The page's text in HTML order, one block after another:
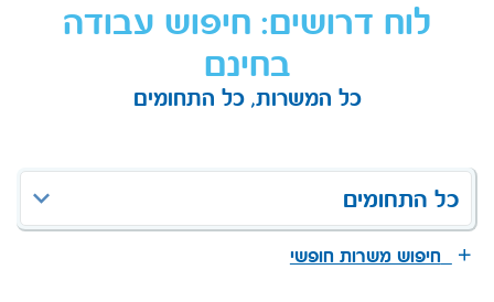
לוח דרושים: חיפוש עבודה
בחינם
כל המשרות, כל התחומים
כל התחומים
חיפוש משרות חופשי